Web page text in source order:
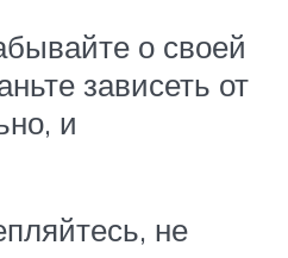
о своей
зависеть от
и
не